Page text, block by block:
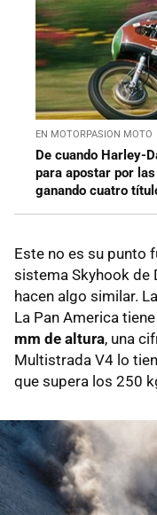
EN MOTORPASION MOTO
De cuando Harley-
para apostar por
ganando cuatro
Este no es su punto
sistema Skyhook de
hacen algo similar.
La Pan America
mm de altura, una
Multistrada V4 lo
que supera los 250